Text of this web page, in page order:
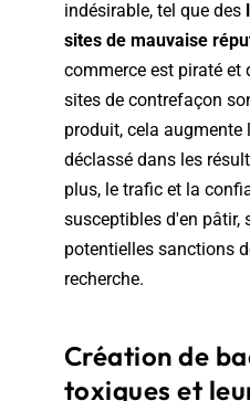
indésirable, tel que des
sites de mauvaise
commerce est piraté et
sites de contrefaçon
produit, cela augmente
déclassé dans les
plus, le trafic et la
susceptibles d'en pâtir,
potentielles sanctions
recherche.
Création de
toxiques et